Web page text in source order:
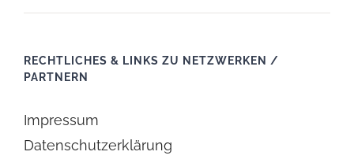
RECHTLICHES & LINKS ZU NETZWERKEN /
PARTNERN
Impressum
Datenschutzerklärung